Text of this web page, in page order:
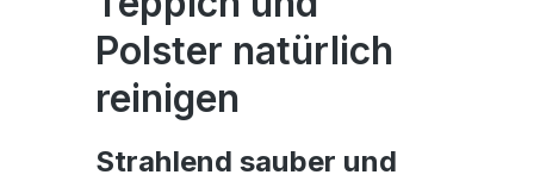
Polster natürlich
reinigen
Strahlend sauber und